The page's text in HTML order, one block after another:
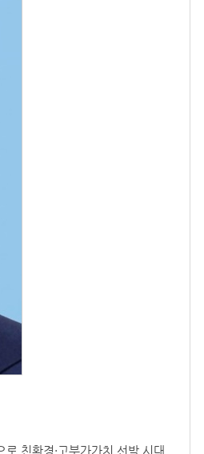
친환경·고부가가치 선박 시대